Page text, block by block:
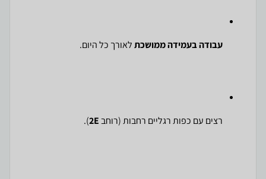
עבודה בעמידה ממושכתלאורך כל היום.
רצים עם כפות רגליים רחבות (רוחב2E
).